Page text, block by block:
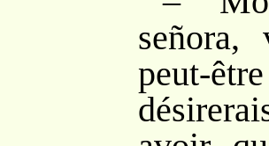
señora,
peut-